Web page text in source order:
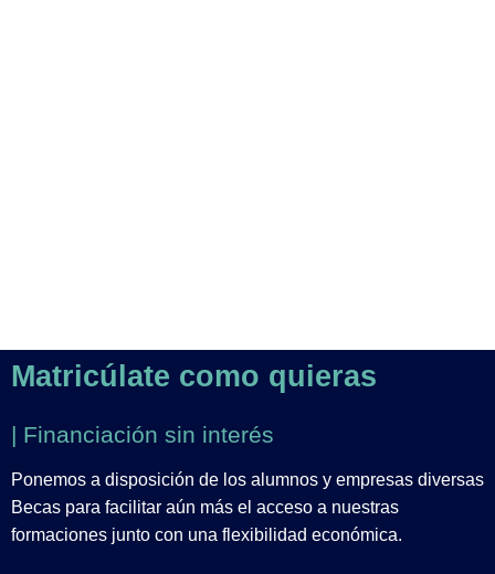
Matricúlate como quieras
| Financiación sin interés
Ponemos a disposición de los alumnos y empresas diversas
Becas para facilitar aún más el acceso a nuestras
formaciones junto con una flexibilidad económica.